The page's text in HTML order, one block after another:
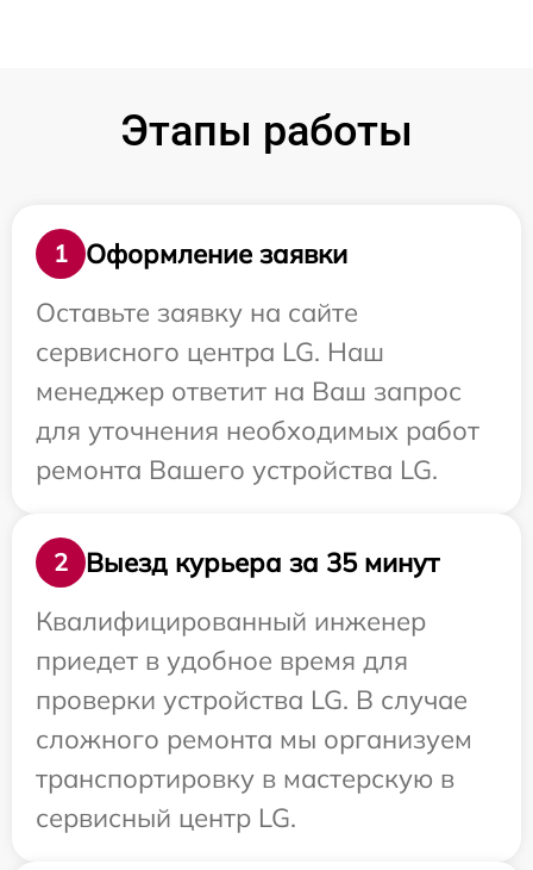
Этапы работы
1
Оформление заявки
Оставьте заявку на сайте
сервисного центра LG. Наш
менеджер ответит на Ваш запрос
для уточнения необходимых работ
ремонта Вашего устройства LG.
2
Выезд курьера за 35 минут
Квалифицированный инженер
приедет в удобное время для
проверки устройства LG. В случае
сложного ремонта мы организуем
транспортировку в мастерскую в
сервисный центр LG.